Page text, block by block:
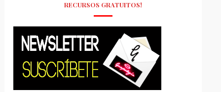
RECURSOS GRATUITOS!